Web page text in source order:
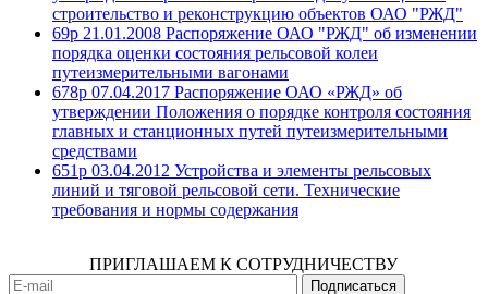
строительство и реконструкцию объектов ОАО "РЖД"
69р 21.01.2008 Распоряжение ОАО "РЖД" об изменении
порядка оценки состояния рельсовой колеи
путеизмерительными вагонами
678р 07.04.2017 Распоряжение ОАО «РЖД» об
утверждении Положения о порядке контроля состояния
главных и станционных путей путеизмерительными
средствами
651р 03.04.2012 Устройства и элементы рельсовых
линий и тяговой рельсовой сети. Технические
требования и нормы содержания
ПРИГЛАШАЕМ К СОТРУДНИЧЕСТВУ